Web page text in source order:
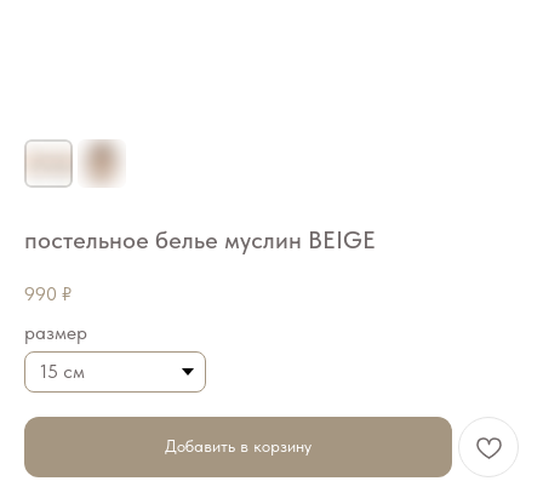
постельное белье муслин BEIGE
990 ₽
размер
Добавить в корзину